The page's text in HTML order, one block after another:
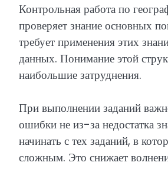
Контрольная работа по
проверяет знание основных
требует применения этих
данных. Понимание этой
наибольшие затруднения.
При выполнении заданий
ошибки не из-за недостатка
начинать с тех заданий, в
сложным. Это снижает